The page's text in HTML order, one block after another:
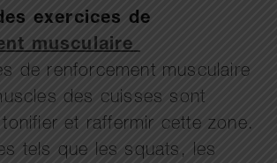
exercices de
musculaire
de renforcement musculaire
des cuisses sont
et raffermir cette zone.
tels que les squats, les